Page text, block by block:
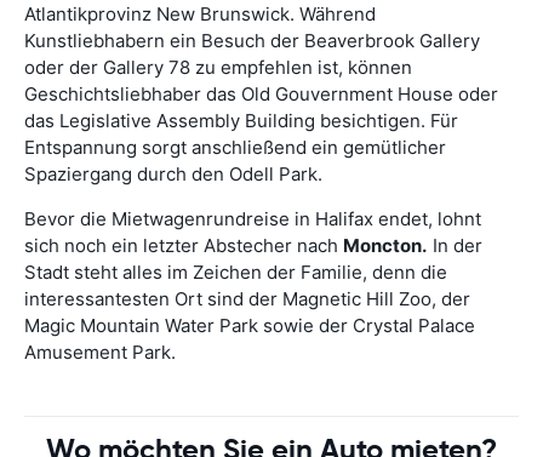
Atlantikprovinz New Brunswick. Während
Kunstliebhabern ein Besuch der Beaverbrook Gallery
oder der Gallery 78 zu empfehlen ist, können
Geschichtsliebhaber das Old Gouvernment House oder
das Legislative Assembly Building besichtigen. Für
Entspannung sorgt anschließend ein gemütlicher
Spaziergang durch den Odell Park.
Bevor die Mietwagenrundreise in Halifax endet, lohnt
sich noch ein letzter Abstecher nach Moncton. In der
Stadt steht alles im Zeichen der Familie, denn die
interessantesten Ort sind der Magnetic Hill Zoo, der
Magic Mountain Water Park sowie der Crystal Palace
Amusement Park.
Wo möchten Sie ein Auto mieten?